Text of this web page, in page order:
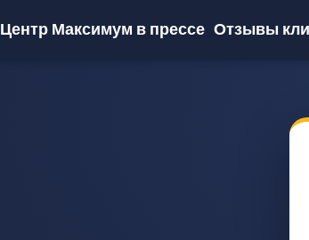
Центр Максимум в прессе Отзывы